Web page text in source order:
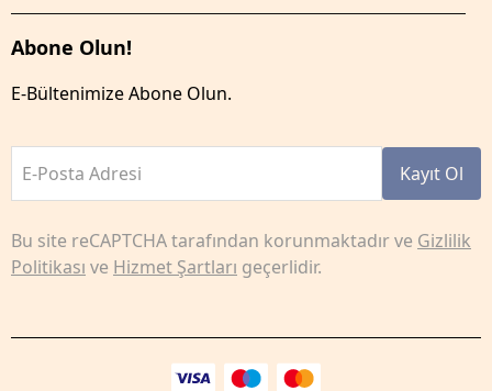
Abone Olun!
E-Bültenimize Abone Olun.
E-Posta Adresi Kayıt Ol
Bu site reCAPTCHA tarafından korunmaktadır ve Gizlilik
Politikası ve Hizmet Şartları geçerlidir.